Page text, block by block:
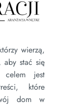
wierzą,
aby stać się
celem jest
które
dom w